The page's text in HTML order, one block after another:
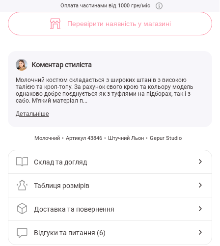
Оплата частинами від 1000 грн/міс
Перевірити наявність у магазині
Коментар стиліста
Молочний костюм складається з широких штанів з високою
талією та кроп-топу. За рахунок свого крою та кольору модель
однаково добре поєднується як з туфлями на підборах, так і з
сабо. М'який матеріал п...
Детальніше
Молочний Артикул 43846 Штучний Льон Gepur Studio
Склад та догляд
Таблиця розмірів
Доставка та повернення
Відгуки та питання (6)
Літній молочний комплект із брюками (арт. 43846) ♡ інтернет-